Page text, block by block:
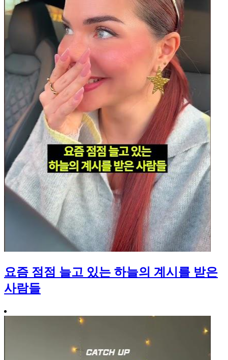
요즘 점점 늘고 있는 하늘의 계시를 받은
사람들